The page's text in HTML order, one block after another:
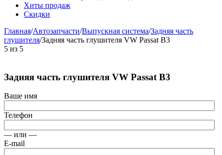
Хиты продаж
Скидки
Главная/Автозапчасти/Выпускная система/Задняя часть
глушителя/Задняя часть глушителя VW Passat B3
5 из 5
Задняя часть глушителя VW Passat B3
Ваше имя
Телефон
— или —
E-mail